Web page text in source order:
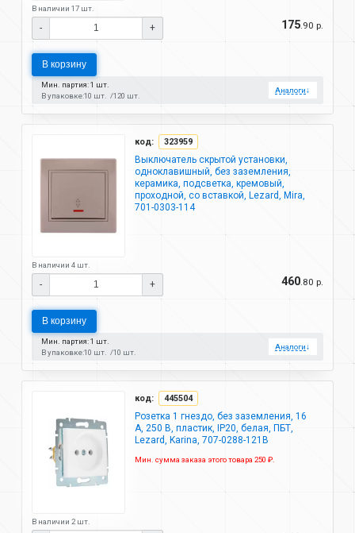
В наличии 17 шт.
- + 175.90 р.
В корзину
Мин. партия: 1 шт.
В упаковке:10 шт. 120 шт.
Аналоги↓
код: 323959
Выключатель скрытой установки,
одноклавишный, без заземления,
керамика, подсветка, кремовый,
проходной, со вставкой, Lezard, Mira,
701-0303-114
В наличии 4 шт.
- + 460.80 р.
В корзину
Мин. партия: 1 шт.
В упаковке:10 шт. 10 шт.
Аналоги↓
код: 445504
Розетка 1 гнездо, без заземления, 16
А, 250 В, пластик, IP20, белая, ПБТ,
Lezard, Karina, 707-0288-121B
Мин. сумма заказа этого товара 250 ₽.
В наличии 2 шт.